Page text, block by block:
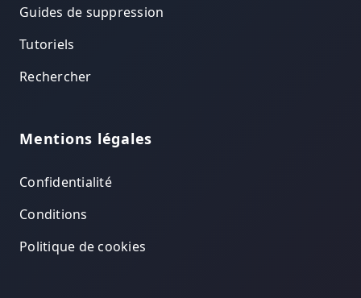
Guides de suppression
Tutoriels
Rechercher
Mentions légales
Confidentialité
Conditions
Politique de cookies